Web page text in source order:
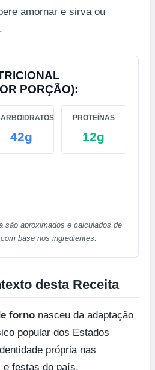
amornar e sirva ou
PORÇÃO):
42g
PROTEÍNAS
12g
são aproximados e calculados de
base nos ingredientes.
desta Receita
forno nasceu da adaptação
popular dos Estados
própria nas
e festas do país.